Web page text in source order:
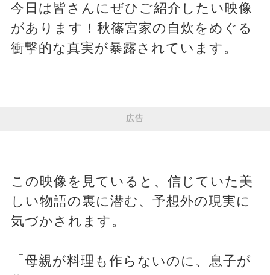
今日は皆さんにぜひご紹介したい映像
があります！秋篠宮家の自炊をめぐる
衝撃的な真実が暴露されています。
広告
この映像を見ていると、信じていた美
しい物語の裏に潜む、予想外の現実に
気づかされます。
「母親が料理も作らないのに、息子が